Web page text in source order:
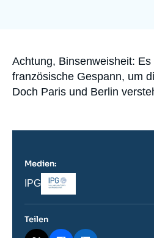
Accroche
Achtung, Binsenweisheit:
französische Gespann, um
Doch Paris und Berlin
Medien:
Nom
journal,
ou
émission
IPG
Logo
Teilen